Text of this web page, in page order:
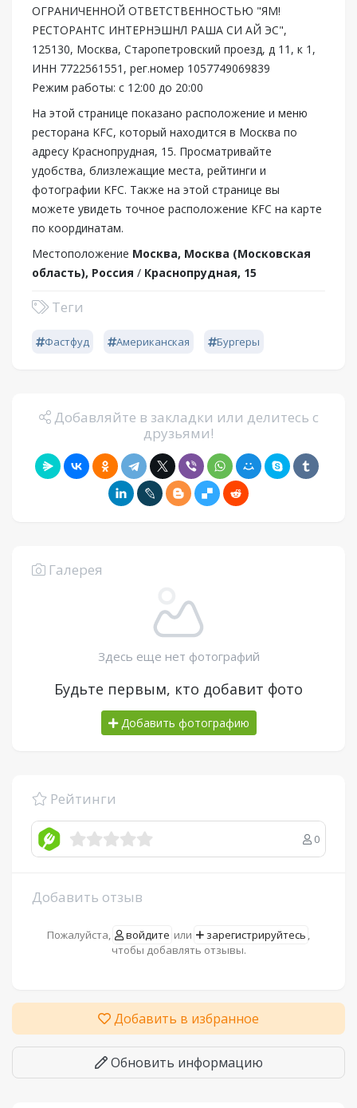
ОГРАНИЧЕННОЙ ОТВЕТСТВЕННОСТЬЮ "ЯМ!
РЕСТОРАНТС ИНТЕРНЭШНЛ РАША СИ АЙ ЭС",
125130, Москва, Старопетровский проезд, д 11, к 1,
ИНН 7722561551, рег.номер 1057749069839
Режим работы: с 12:00 до 20:00
На этой странице показано расположение и меню
ресторана KFC, который находится в Москва по
адресу Краснопрудная, 15. Просматривайте
удобства, близлежащие места, рейтинги и
фотографии KFC. Также на этой странице вы
можете увидеть точное расположение KFC на карте
по координатам.
Местоположение Москва, Москва (Московская
область), Россия / Краснопрудная, 15
Теги
Фастфуд Американская Бургеры
Добавляйте в закладки или делитесь с
друзьями!
Галерея
Здесь еще нет фотографий
Будьте первым, кто добавит фото
Добавить фотографию
Рейтинги
0
Добавить отзыв
Пожалуйста, войдите или зарегистрируйтесь ,
чтобы добавлять отзывы.
Добавить в избранное
Обновить информацию